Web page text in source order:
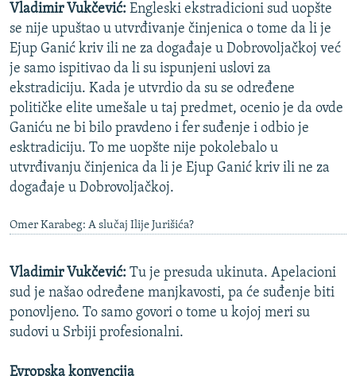
Vladimir Vukčević: Engleski ekstradicioni sud uopšte
se nije upuštao u utvrđivanje činjenica o tome da li je
Ejup Ganić kriv ili ne za događaje u Dobrovoljačkoj već
je samo ispitivao da li su ispunjeni uslovi za
ekstradiciju. Kada je utvrdio da su se određene
političke elite umešale u taj predmet, ocenio je da ovde
Ganiću ne bi bilo pravdeno i fer suđenje i odbio je
esktradiciju. To me uopšte nije pokolebalo u
utvrđivanju činjenica da li je Ejup Ganić kriv ili ne za
događaje u Dobrovoljačkoj.
Omer Karabeg: A slučaj Ilije Jurišića?
Vladimir Vukčević: Tu je presuda ukinuta. Apelacioni
sud je našao određene manjkavosti, pa će suđenje biti
ponovljeno. To samo govori o tome u kojoj meri su
sudovi u Srbiji profesionalni.
Evropska konvencija